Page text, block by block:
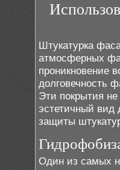
Штукатурка
атмосферных
проникновение
долговечность
Эти покрытия
эстетичный вид
защиты
Один из самых